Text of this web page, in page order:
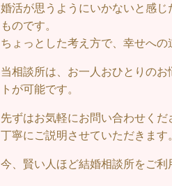
婚活が思うようにいかないと感じ
ものです。
ちょっとした考え方で、幸せへの
当相談所は、お一人おひとりの
トが可能です。
先ずはお気軽にお問い合わせくだ
丁寧にご説明させていただきます
今、賢い人ほど結婚相談所をご利